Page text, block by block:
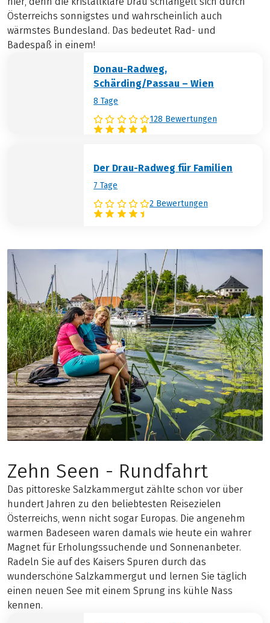
Österreichs sonnigstes und wahrscheinlich auch
wärmstes Bundesland. Das bedeutet Rad- und
Badespaß in einem!
Donau-Radweg,
Schärding/Passau – Wien
8 Tage
128 Bewertungen
Der Drau-Radweg für Familien
7 Tage
2 Bewertungen
Zehn Seen - Rundfahrt
Das pittoreske Salzkammergut zählte schon vor über
hundert Jahren zu den beliebtesten Reisezielen
Österreichs, wenn nicht sogar Europas. Die angenehm
warmen Badeseen waren damals wie heute ein wahrer
Magnet für Erholungssuchende und Sonnenanbeter.
Radeln Sie auf des Kaisers Spuren durch das
wunderschöne Salzkammergut und lernen Sie täglich
einen neuen See mit einem Sprung ins kühle Nass
kennen.